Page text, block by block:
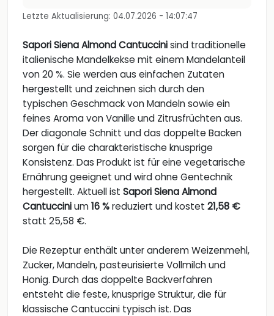
Letzte Aktualisierung: 04.07.2026 - 14:07:47
Sapori Siena Almond Cantuccinisind traditionelle
italienische Mandelkekse mit einem Mandelanteil
von 20 %. Sie werden aus einfachen Zutaten
hergestellt und zeichnen sich durch den
typischen Geschmack von Mandeln sowie ein
feines Aroma von Vanille und Zitrusfrüchten aus.
Der diagonale Schnitt und das doppelte Backen
sorgen für die charakteristische knusprige
Konsistenz. Das Produkt ist für eine vegetarische
Ernährung geeignet und wird ohne Gentechnik
hergestellt. Aktuell ist Sapori Siena Almond
Cantuccinium16 %reduziert und kostet 21,58 €
statt 25,58 €.
Die Rezeptur enthält unter anderem Weizenmehl,
Zucker, Mandeln, pasteurisierte Vollmilch und
Honig. Durch das doppelte Backverfahren
entsteht die feste, knusprige Struktur, die für
klassische Cantuccini typisch ist. Das